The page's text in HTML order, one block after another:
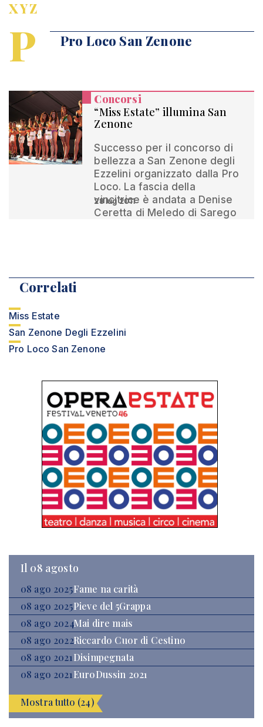
XYZ
P Pro Loco San Zenone
Concorsi
“Miss Estate” illumina San
Zenone
Successo per il concorso di
bellezza a San Zenone degli
Ezzelini organizzato dalla Pro
Loco. La fascia della
vincitrice è andata a Denise
Ceretta di Meledo di Sarego
28 lug 2011
Correlati
Miss Estate
San Zenone Degli Ezzelini
Pro Loco San Zenone
Il 08 agosto
08 ago 2025Fame na carità
08 ago 2025Pieve del 5Grappa
08 ago 2024Mai dire mais
08 ago 2022Riccardo Cuor di Cestino
08 ago 2021Disimpegnata
08 ago 2021EuroDussin 2021
Mostra tutto (24)